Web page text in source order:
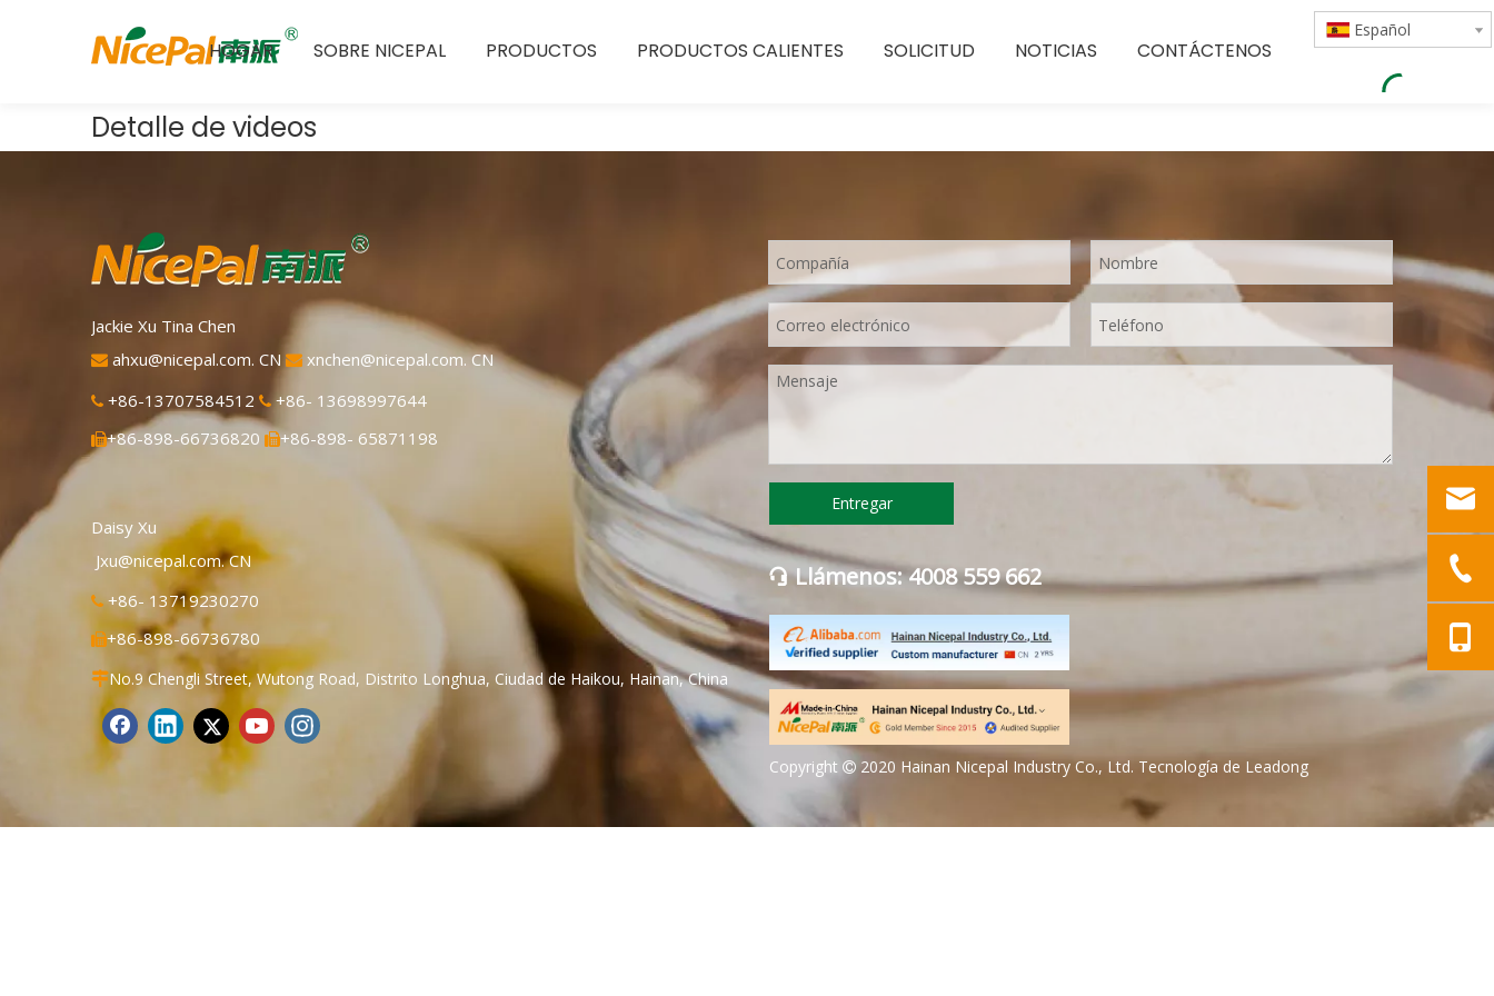
HOGAR SOBRE NICEPAL PRODUCTOS PRODUCTOS CALIENTES SOLICITUD NOTICIAS CONTÁCTENOS
Español
Detalle de videos
Jackie Xu Tina Chen
 ahxu@nicepal.com. CN  xnchen@nicepal.com. CN
 +86-13707584512  +86- 13698997644
+86-898-66736820 +86-898- 65871198
Daisy Xu
Jxu@nicepal.com. CN
 +86- 13719230270
+86-898-66736780
No.9 Chengli Street, Wutong Road, Distrito Longhua, Ciudad de Haikou, Hainan, China
Entregar
Llámenos: 4008 559 662
Copyright  2020 Hainan Nicepal Industry Co., Ltd. Tecnología de Leadong